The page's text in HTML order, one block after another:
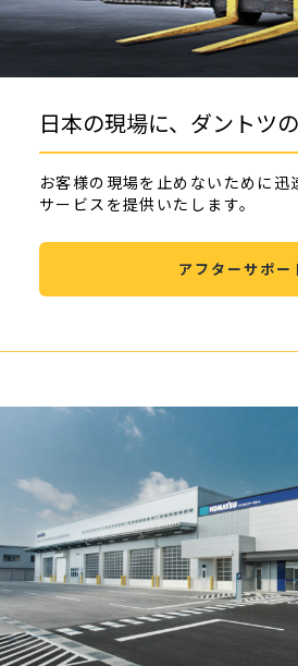
日本の現場に、ダントツ
お客様の現場を止めないために迅
サービスを提供いたします。
アフターサポー